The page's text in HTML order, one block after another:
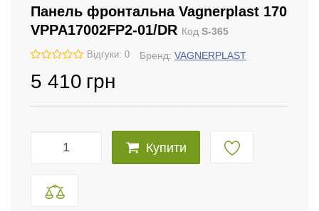
Панель фронтальна Vagnerplast 170
VPPA17002FP2-01/DR Код S-365
Відгуки: 0 Бренд: VAGNERPLAST
5 410 грн
Купити